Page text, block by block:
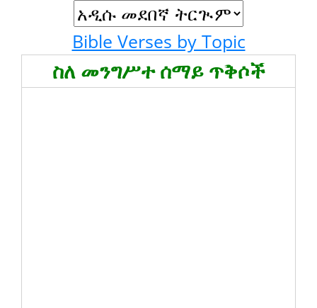
Bible Verses by Topic
ስለ መንግሥተ ሰማይ ጥቅሶች